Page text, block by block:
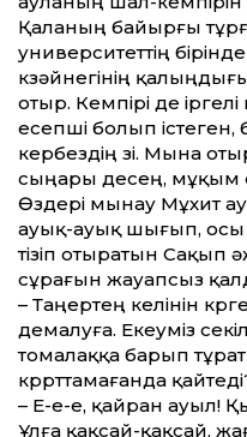
Қаланың байырғы
университеттің
көзәйнегінің
отыр. Кемпірі де
есепші болып
кербездің өзі. Мына
сыңары десең, мұқым
Өздері мынау Мұхит
ауық-ауық шығып, осы
тізіп отыратын Сақып
сұрағын жауапсыз
– Таңертең келінін
демалуға. Екеуміз
томалаққа барып
көрөрттамағанда
– Е-е-е, қайран ауыл!
Ұлға қақсай-қақсай,